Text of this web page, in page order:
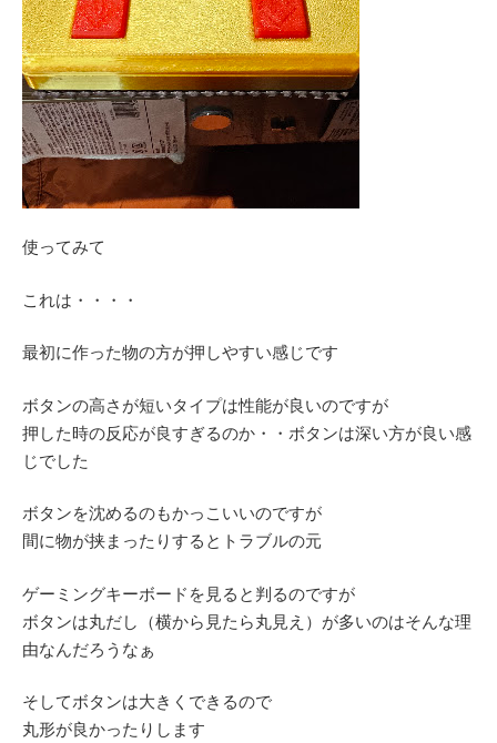
使ってみて
これは・・・・
最初に作った物の方が押しやすい感じです
ボタンの高さが短いタイプは性能が良いのですが
押した時の反応が良すぎるのか・・ボタンは深い方が良い感
じでした
ボタンを沈めるのもかっこいいのですが
間に物が挟まったりするとトラブルの元
ゲーミングキーボードを見ると判るのですが
ボタンは丸だし（横から見たら丸見え）が多いのはそんな理
由なんだろうなぁ
そしてボタンは大きくできるので
丸形が良かったりします